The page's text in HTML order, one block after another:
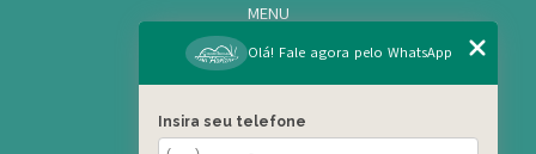
MENU
Home
Institucional
Serviços Especiais
Olá! Fale agora pelo WhatsApp
Insira seu telefone